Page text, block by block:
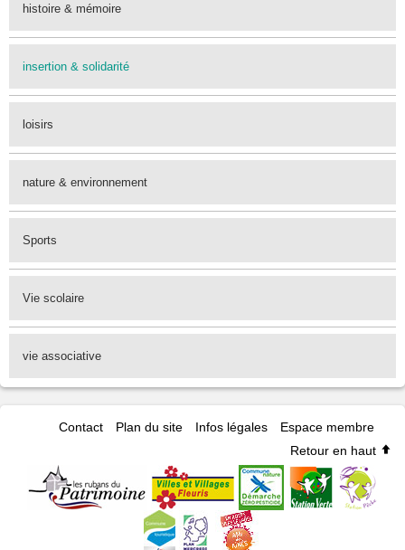
histoire & mémoire
insertion & solidarité
loisirs
nature & environnement
Sports
Vie scolaire
vie associative
Contact Plan du site Infos légales
Espace membre
Retour en haut